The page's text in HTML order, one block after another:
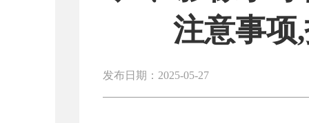
注意事项
发布日期：2025-05-27